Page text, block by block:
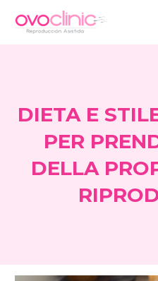
DIETA E
PER
DELLA